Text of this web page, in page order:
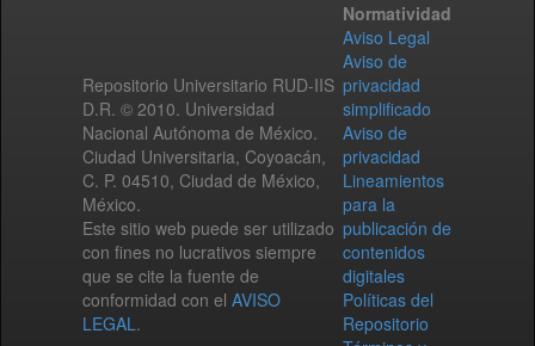
Repositorio Universitario RUD-IIS
D.R. © 2010. Universidad
Nacional Autónoma de México.
Ciudad Universitaria, Coyoacán,
C. P. 04510, Ciudad de México,
México.
Este sitio web puede ser utilizado
con fines no lucrativos siempre
que se cite la fuente de
conformidad con el AVISO
LEGAL.
Normatividad
Aviso Legal
Aviso de
privacidad
simplificado
Aviso de
privacidad
Lineamientos
para la
publicación de
contenidos
digitales
Políticas del
Repositorio